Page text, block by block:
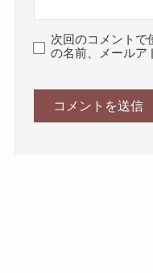
次回のコメントで
の名前、メールア